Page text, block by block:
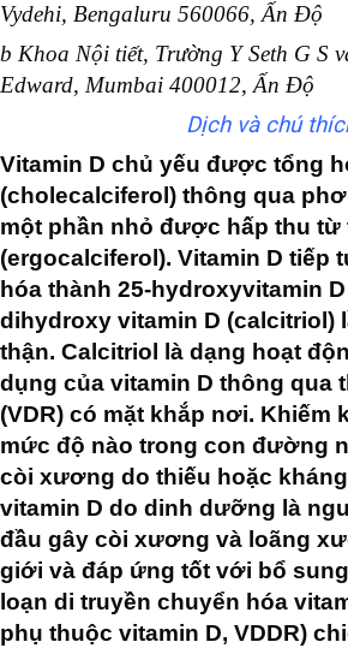
Vydehi, Bengaluru 560066, Ấn Độ
b Khoa Nội tiết, Trường Y Seth G S
Edward, Mumbai 400012, Ấn Độ
Dịch và chú
Vitamin D chủ yếu được tổng
(cholecalciferol) thông qua
một phần nhỏ được hấp thu từ
(ergocalciferol). Vitamin D tiếp
hóa thành 25-hydroxyvitamin D
dihydroxy vitamin D (calcitriol)
thận. Calcitriol là dạng hoạt
dụng của vitamin D thông qua
(VDR) có mặt khắp nơi. Khiếm
mức độ nào trong con đường
còi xương do thiếu hoặc
vitamin D do dinh dưỡng là
đầu gây còi xương và loãng
giới và đáp ứng tốt với bổ
loạn di truyền chuyển hóa
phụ thuộc vitamin D, VDDR)